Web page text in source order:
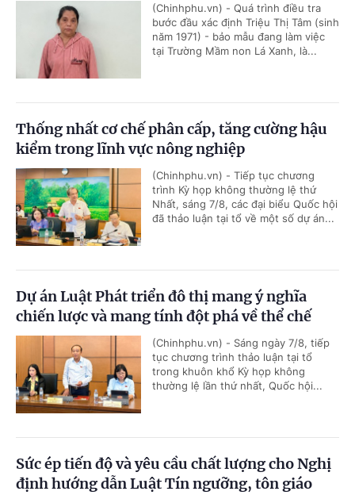
(Chinhphu.vn) - Quá trình điều tra
bước đầu xác định Triệu Thị Tâm (sinh
năm 1971) - bảo mẫu đang làm việc
tại Trường Mầm non Lá Xanh, là...
Thống nhất cơ chế phân cấp, tăng cường hậu
kiểm trong lĩnh vực nông nghiệp
(Chinhphu.vn) - Tiếp tục chương
trình Kỳ họp không thường lệ thứ
Nhất, sáng 7/8, các đại biểu Quốc hội
đã thảo luận tại tổ về một số dự án...
Dự án Luật Phát triển đô thị mang ý nghĩa
chiến lược và mang tính đột phá về thể chế
(Chinhphu.vn) - Sáng ngày 7/8, tiếp
tục chương trình thảo luận tại tổ
trong khuôn khổ Kỳ họp không
thường lệ lần thứ nhất, Quốc hội...
Sức ép tiến độ và yêu cầu chất lượng cho Nghị
định hướng dẫn Luật Tín ngưỡng, tôn giáo